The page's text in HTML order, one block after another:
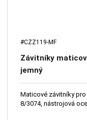
#CZZ119-MF
Závitníky
jemný
Maticové závitníky pro
8/3074, nástrojová ocel